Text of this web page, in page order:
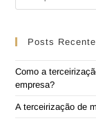
Posts
Como a
empresa?
A terceirização de